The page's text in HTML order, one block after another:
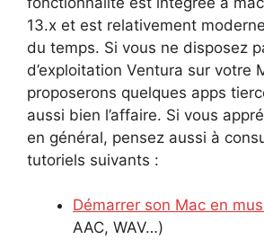
13.x et est relativement
du temps. Si vous ne disposez
d’exploitation Ventura sur votre
proposerons quelques apps
aussi bien l’affaire. Si vous
en général, pensez aussi à
tutoriels suivants :
Démarrer son Mac en
AAC, WAV…)